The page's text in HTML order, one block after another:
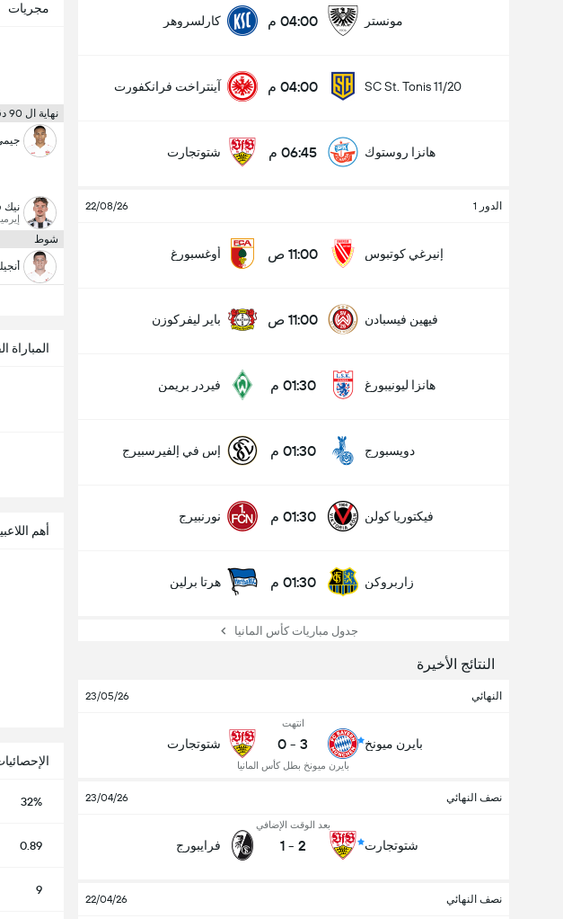
مونستر 04:00 م كارلسروهر
SC St. Tonis 11/20 04:00 م آينتراخت فرانكفورت
هانزا روستوك 06:45 م شتوتجارت
الدور 1 22/08/26
إنيرغي كوتبوس 11:00 ص أوغسبورغ
فيهين فيسبادن 11:00 ص باير ليفركوزن
هانزا ليونيبورغ 01:30 م فيردر بريمن
دويسبورج 01:30 م إس في إلفيرسبيرج
فيكتوريا كولن 01:30 م نورنبيرج
زاربروكن 01:30 م هرتا برلين
جدول مباريات كأس المانيا
النتائج الأخيرة
النهائي 23/05/26
بايرن ميونخ
انتهت
3
-
0
بايرن ميونخ بطل كأس المانيا
شتوتجارت
نصف النهائي 23/04/26
شتوتجارت
بعد الوقت الإضافي
2
-
1 فرايبورج
نصف النهائي 22/04/26
مجريات
نهاية ال 90 دقيقة
نيك
شوط
المباراة
أهم
32%
0.89
9